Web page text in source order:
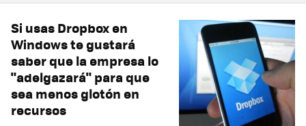
Si usas Dropbox en
Windows te gustará
saber que la empresa lo
"adelgazará" para que
sea menos glotón en
recursos